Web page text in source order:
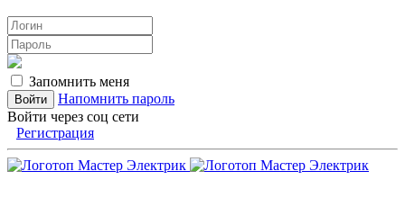
Запомнить меня
Напомнить пароль
Войти через соц сети
Регистрация